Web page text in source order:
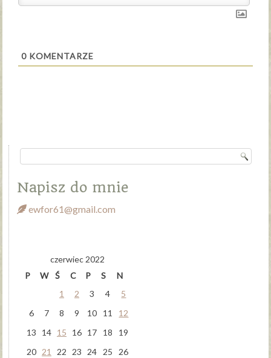
0 KOMENTARZE
Napisz do mnie
ewfor61@gmail.com
czerwiec 2022
P
W Ś C P S
N
1
2 3 4
5
6
7 8 9 10 11
12
13
14 15 16 17 18
19
20 21 22 23 24 25
26